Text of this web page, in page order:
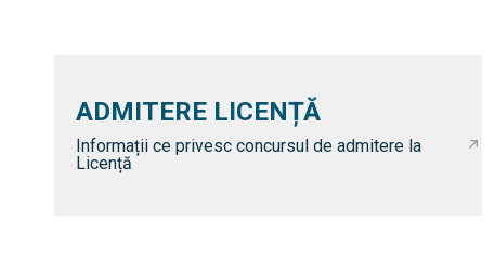
ADMITERE LICENȚĂ
Informații ce privesc concursul de admitere la
Licență